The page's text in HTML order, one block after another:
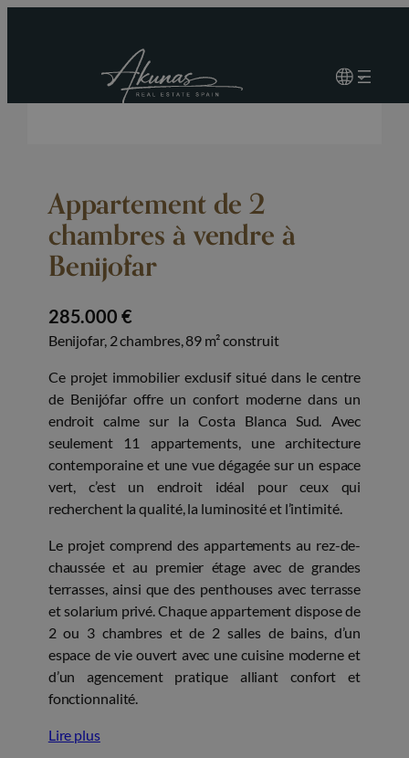
Appartement de 2
chambres à vendre à
Benijofar
285.000 €
Benijofar, 2 chambres, 89 m² construit
Ce projet immobilier exclusif situé dans le centre
de Benijófar offre un confort moderne dans un
endroit calme sur la Costa Blanca Sud. Avec
seulement 11 appartements, une architecture
contemporaine et une vue dégagée sur un espace
vert, c’est un endroit idéal pour ceux qui
recherchent la qualité, la luminosité et l’intimité.
Le projet comprend des appartements au rez-de-
chaussée et au premier étage avec de grandes
terrasses, ainsi que des penthouses avec terrasse
et solarium privé. Chaque appartement dispose de
2 ou 3 chambres et de 2 salles de bains, d’un
espace de vie ouvert avec une cuisine moderne et
d’un agencement pratique alliant confort et
fonctionnalité.
Lire plus